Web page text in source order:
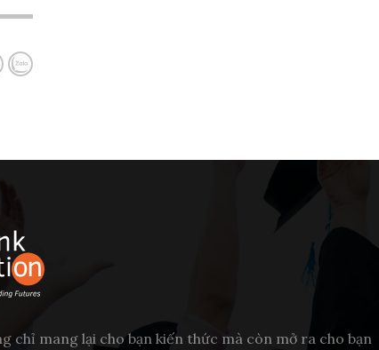
chỉ mang lại cho bạn kiến thức mà còn mở ra cho bạn